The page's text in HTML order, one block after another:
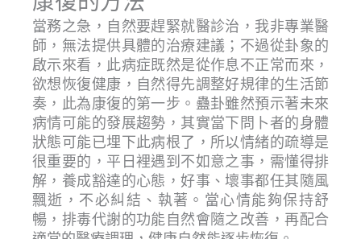
當務之急，自然要趕緊就醫診治，我非專業醫
師，無法提供具體的治療建議；不過從卦象的
啟示來看，此病症既然是從作息不正常而來，
欲想恢復健康，自然得先調整好規律的生活節
奏，此為康復的第一步。蠱卦雖然預示著未來
病情可能的發展趨勢，其實當下問卜者的身體
狀態可能已埋下此病根了，所以情緒的疏導是
很重要的，平日裡遇到不如意之事，需懂得排
解，養成豁達的心態，好事、壞事都任其隨風
飄逝，不必糾結、執著。當心情能夠保持舒
暢，排毒代謝的功能自然會隨之改善，再配合